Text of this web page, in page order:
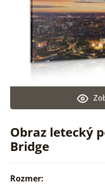
Obraz letecký
Bridge
Rozmer: